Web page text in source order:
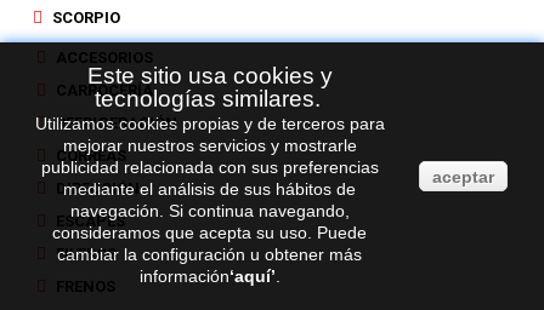
SCORPIO
ACCESORIOS
CARROCERÍA
REFRIGERACIÓN
CORREAS
DIRECCIÓN
ESCAPES
FILTROS
FRENOS
Este sitio usa cookies y
tecnologías similares.
Utilizamos cookies propias y de terceros para
mejorar nuestros servicios y mostrarle
publicidad relacionada con sus preferencias
mediante el análisis de sus hábitos de
navegación. Si continua navegando,
consideramos que acepta su uso. Puede
cambiar la configuración u obtener más
información‘aquí’
aceptar